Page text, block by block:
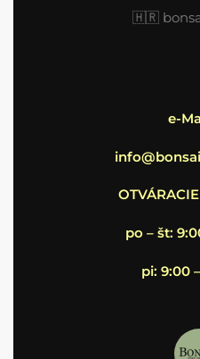
🇭🇷
e-
po – št:
pi: 9:00